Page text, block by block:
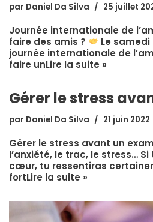
par Daniel Da Silva 25 juillet
Journée internationale de
faire des amis ?
Le samedi
journée internationale de
faire unLire la suite »
Gérer le stress
par Daniel Da Silva 21 juin 2022
Gérer le stress avant un
l’anxiété, le trac, le stress…
cœur, tu ressentiras
fortLire la suite »